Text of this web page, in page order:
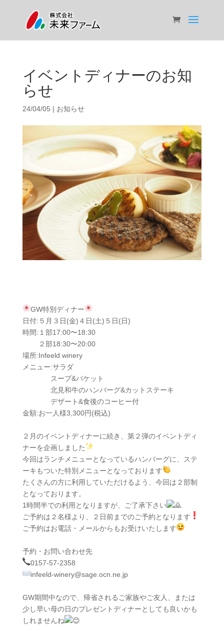
イベントディナーのお知
らせ
24/04/05 | お知らせ
GW特別ディナー
日付:５月３日(金)４日(土)５日(日)
時間:１部17:00〜18:30
２部18:30〜20:00
場所:Infeeld winery
メニュー:サラダ
スープ&バケット
北見和牛のハンバーグ&カットステーキ
デザート&食後のコーヒー付
金額:お一人様3,300円(税込)
２月のイベントディナーに続き、第２弾のイベントディ
ナーを企画しました
今回はランチメニューとなっているハンバーグに、ステ
ーキもついた特別メニューとなっております
たくさんの方に利用していただけるよう、今回は２部制
となっております。
1時間半での利用となりますが、ご了承下さい
ご予約は２名様より、２日前までのご予約となります
ご予約はお電話・メールからもお受けいたします
予約・お問い合わせ先
0157-57-2358
infeeld-winery@sage.ocn.ne.jp
GW期間中なので、帰省されるご家族やご友人、または
少し早い母の日のプレゼントディナーとしても良いかも
しれませんね